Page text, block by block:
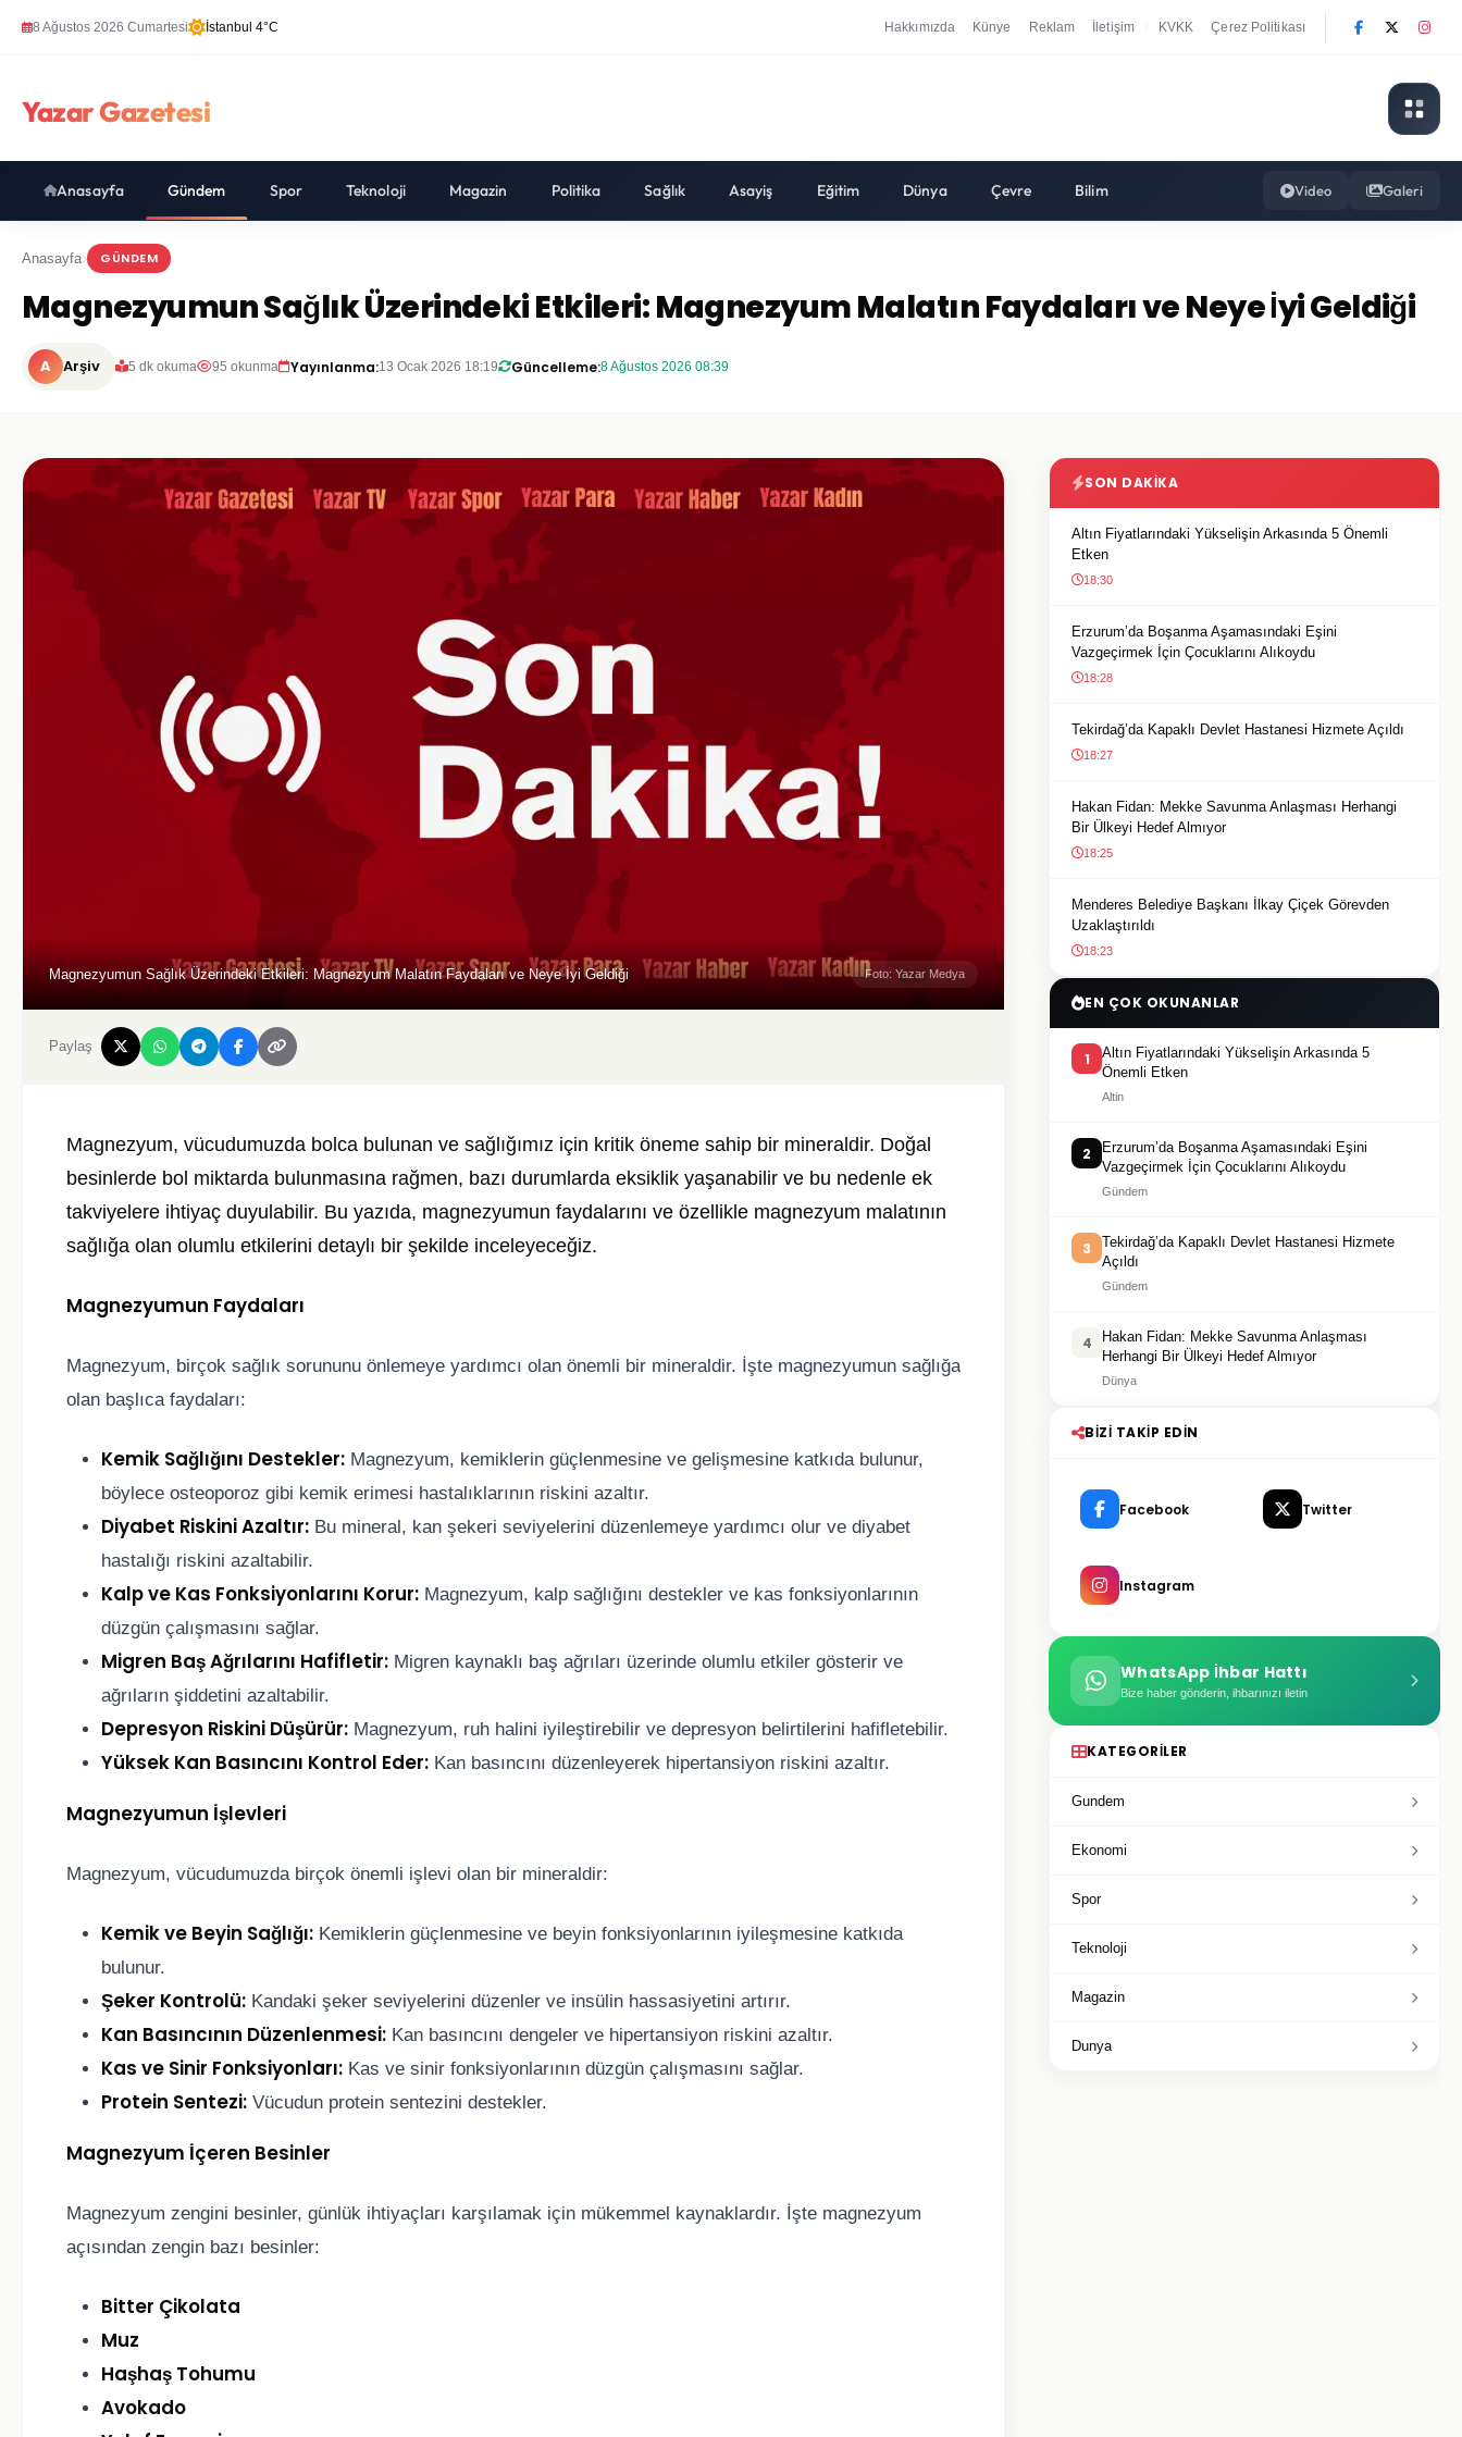
8 Ağustos 2026 Cumartesi İstanbul 4°C Hakkımızda Künye Reklam İletişim KVKK Çerez Politikası
Yazar Gazetesi
Anasayfa Gündem Spor Teknoloji Magazin Politika Sağlık Asayiş Eğitim Dünya Çevre Bilim Video Galeri
Anasayfa GÜNDEM
Magnezyumun Sağlık Üzerindeki Etkileri: Magnezyum Malatın Faydaları ve Neye İyi Geldiği
A Arşiv 5 dk okuma 95 okunma Yayınlanma:13 Ocak 2026 18:19 Güncelleme:8 Ağustos 2026 08:39
Magnezyumun Sağlık Üzerindeki Etkileri: Magnezyum Malatın Faydaları ve Neye İyi Geldiği Foto: Yazar Medya
Paylaş
Magnezyum, vücudumuzda bolca bulunan ve sağlığımız için kritik öneme sahip bir mineraldir. Doğal
besinlerde bol miktarda bulunmasına rağmen, bazı durumlarda eksiklik yaşanabilir ve bu nedenle ek
takviyelere ihtiyaç duyulabilir. Bu yazıda, magnezyumun faydalarını ve özellikle magnezyum malatının
sağlığa olan olumlu etkilerini detaylı bir şekilde inceleyeceğiz.
Magnezyumun Faydaları
Magnezyum, birçok sağlık sorununu önlemeye yardımcı olan önemli bir mineraldir. İşte magnezyumun sağlığa
olan başlıca faydaları:
Kemik Sağlığını Destekler: Magnezyum, kemiklerin güçlenmesine ve gelişmesine katkıda bulunur,
böylece osteoporoz gibi kemik erimesi hastalıklarının riskini azaltır.
Diyabet Riskini Azaltır: Bu mineral, kan şekeri seviyelerini düzenlemeye yardımcı olur ve diyabet
hastalığı riskini azaltabilir.
Kalp ve Kas Fonksiyonlarını Korur: Magnezyum, kalp sağlığını destekler ve kas fonksiyonlarının
düzgün çalışmasını sağlar.
Migren Baş Ağrılarını Hafifletir: Migren kaynaklı baş ağrıları üzerinde olumlu etkiler gösterir ve
ağrıların şiddetini azaltabilir.
Depresyon Riskini Düşürür: Magnezyum, ruh halini iyileştirebilir ve depresyon belirtilerini hafifletebilir.
Yüksek Kan Basıncını Kontrol Eder: Kan basıncını düzenleyerek hipertansiyon riskini azaltır.
Magnezyumun İşlevleri
Magnezyum, vücudumuzda birçok önemli işlevi olan bir mineraldir:
Kemik ve Beyin Sağlığı: Kemiklerin güçlenmesine ve beyin fonksiyonlarının iyileşmesine katkıda
bulunur.
Şeker Kontrolü: Kandaki şeker seviyelerini düzenler ve insülin hassasiyetini artırır.
Kan Basıncının Düzenlenmesi: Kan basıncını dengeler ve hipertansiyon riskini azaltır.
Kas ve Sinir Fonksiyonları: Kas ve sinir fonksiyonlarının düzgün çalışmasını sağlar.
Protein Sentezi: Vücudun protein sentezini destekler.
Magnezyum İçeren Besinler
Magnezyum zengini besinler, günlük ihtiyaçları karşılamak için mükemmel kaynaklardır. İşte magnezyum
açısından zengin bazı besinler:
Bitter Çikolata
Muz
Haşhaş Tohumu
Avokado
SON DAKIKA
Altın Fiyatlarındaki Yükselişin Arkasında 5 Önemli
Etken
18:30
Erzurum’da Boşanma Aşamasındaki Eşini
Vazgeçirmek İçin Çocuklarını Alıkoydu
18:28
Tekirdağ’da Kapaklı Devlet Hastanesi Hizmete Açıldı
18:27
Hakan Fidan: Mekke Savunma Anlaşması Herhangi
Bir Ülkeyi Hedef Almıyor
18:25
Menderes Belediye Başkanı İlkay Çiçek Görevden
Uzaklaştırıldı
18:23
EN ÇOK OKUNANLAR
1
Altın Fiyatlarındaki Yükselişin Arkasında 5
Önemli Etken
Altin
2
Erzurum’da Boşanma Aşamasındaki Eşini
Vazgeçirmek İçin Çocuklarını Alıkoydu
Gündem
3
Tekirdağ’da Kapaklı Devlet Hastanesi Hizmete
Açıldı
Gündem
4
Hakan Fidan: Mekke Savunma Anlaşması
Herhangi Bir Ülkeyi Hedef Almıyor
Dünya
BIZI TAKIP EDIN
Facebook Twitter
Instagram
WhatsApp İhbar Hattı
Bize haber gönderin, ihbarınızı iletin
KATEGORILER
Gundem
Ekonomi
Spor
Teknoloji
Magazin
Dunya